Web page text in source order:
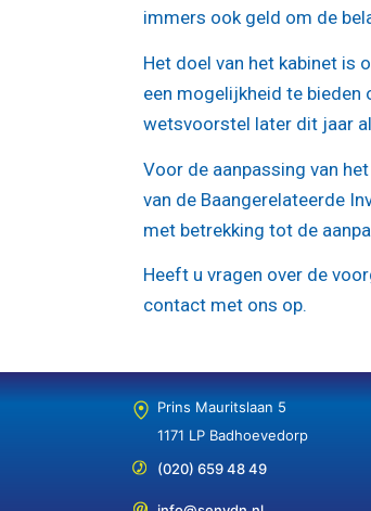
immers ook geld om de
Het doel van het kabinet is
een mogelijkheid te bieden
wetsvoorstel later dit jaar
Voor de aanpassing van
van de Baangerelateerde
met betrekking tot de
Heeft u vragen over de
contact met ons op.
Prins Mauritslaan 5
1171 LP Badhoevedorp
(020) 659 48 49